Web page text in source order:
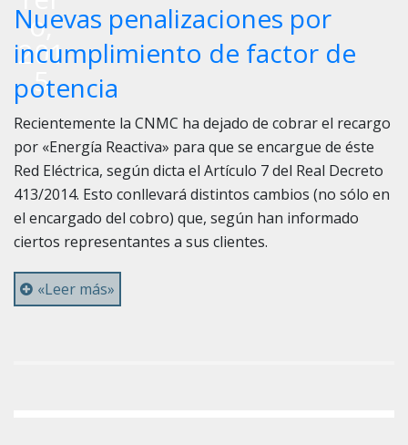
o,
201
5
Nuevas penalizaciones por
incumplimiento de factor de
potencia
Recientemente la CNMC ha dejado de cobrar el recargo
por «Energía Reactiva» para que se encargue de éste
Red Eléctrica, según dicta el Artículo 7 del Real Decreto
413/2014. Esto conllevará distintos cambios (no sólo en
el encargado del cobro) que, según han informado
ciertos representantes a sus clientes.
«Leer más»